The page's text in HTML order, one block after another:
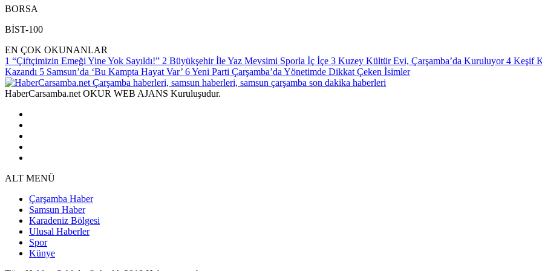
BORSA
BİST-100
EN ÇOK OKUNANLAR
1 “Çiftçimizin Emeği Yine Yok Sayıldı!” 2 Büyükşehir İle Yaz Mevsimi Sporla İç İçe 3 Kuzey Kültür Evi, Çarşamba’da Kuruluyor 4 Keşif
Kazandı 5 Samsun’da ‘Bu Kampta Hayat Var’ 6Yeni Parti Çarşamba’da Yönetimde Dikkat Çeken İsimler
HaberCarsamba.net OKUR WEB AJANS Kuruluşudur.
ALT MENÜ
Çarşamba Haber
Samsun Haber
Karadeniz Bölgesi
Ulusal Haberler
Spor
Künye